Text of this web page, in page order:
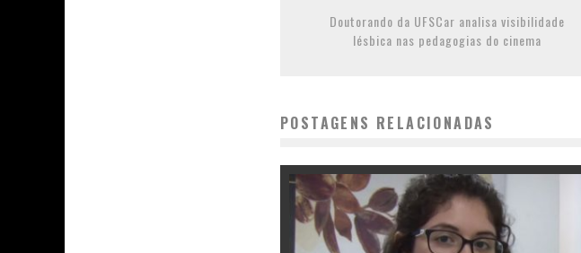
Doutorando da UFSCar analisa visibilidade
lésbica nas pedagogias do cinema
POSTAGENS RELACIONADAS